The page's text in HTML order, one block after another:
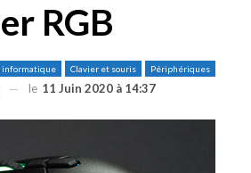
RGB
informatique Clavier et souris Périphériques
le 11 Juin 2020 à 14:37